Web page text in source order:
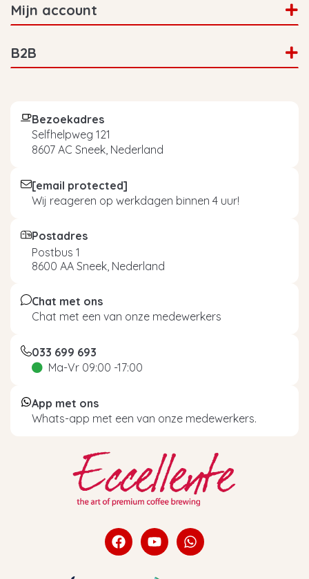
Mijn account
B2B
Bezoekadres
Selfhelpweg 121
8607 AC Sneek, Nederland
[email protected]
Wij reageren op werkdagen binnen 4 uur!
Postadres
Postbus 1
8600 AA Sneek, Nederland
Chat met ons
Chat met een van onze medewerkers
033 699 693
Ma-Vr 09:00 -17:00
App met ons
Whats-app met een van onze medewerkers.